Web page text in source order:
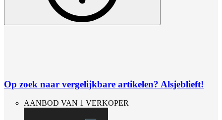
Op zoek naar vergelijkbare artikelen? Alsjeblieft!
AANBOD VAN 1 VERKOPER